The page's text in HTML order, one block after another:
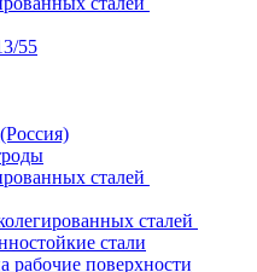
55
сталей
сталей
стали
рабочие поверхности